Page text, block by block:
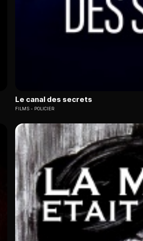
Le canal des secrets
FILMS POLICIER